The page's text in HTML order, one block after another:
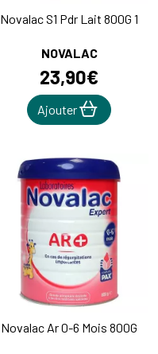
Novalac S1 Pdr Lait 800G 1
NOVALAC
23,90€
Ajouter
Novalac Ar 0-6 Mois 800G